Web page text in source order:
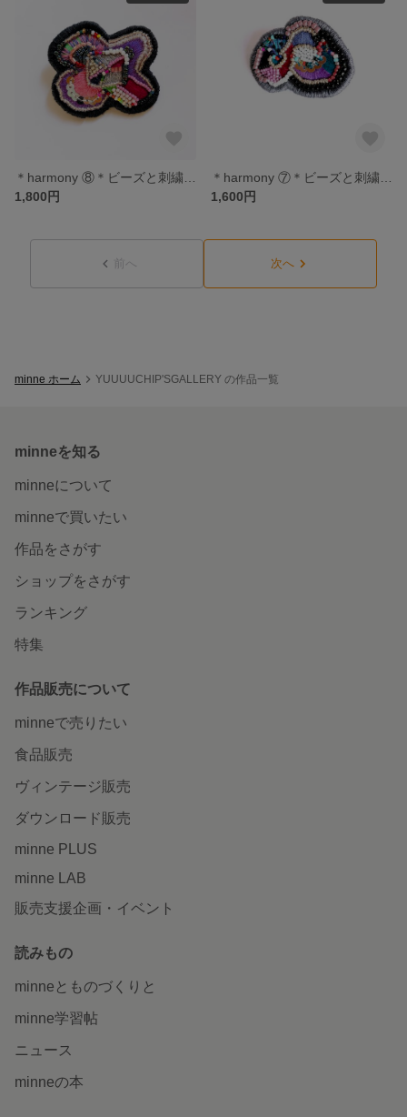
1,800円
1,600円
前へ 次へ
minne ホーム YUUUUCHIP'SGALLERY の作品一覧
minneを知る
minneについて
minneで買いたい
作品をさがす
ショップをさがす
ランキング
特集
作品販売について
minneで売りたい
食品販売
ヴィンテージ販売
ダウンロード販売
minne PLUS
minne LAB
販売支援企画・イベント
読みもの
minneとものづくりと
minne学習帖
ニュース
minneの本